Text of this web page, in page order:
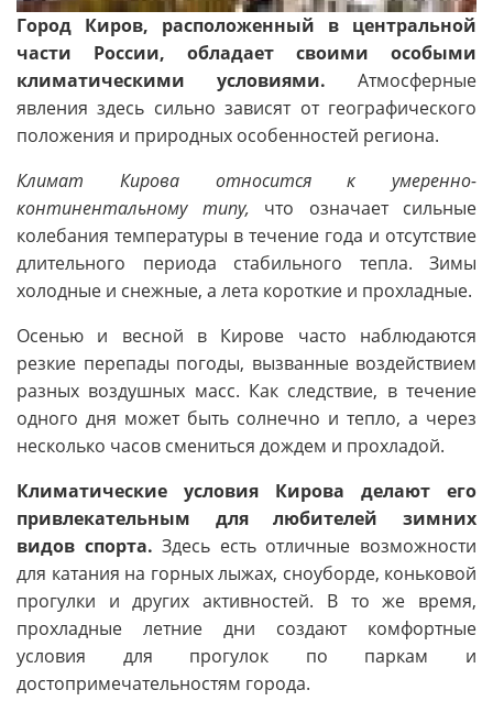
Город Киров, расположенный в центральной
части России, обладает своими особыми
климатическими условиями. Атмосферные
явления здесь сильно зависят от географического
положения и природных особенностей региона.
Климат Кирова относится к умеренно-
континентальному типу, что означает сильные
колебания температуры в течение года и отсутствие
длительного периода стабильного тепла. Зимы
холодные и снежные, а лета короткие и прохладные.
Осенью и весной в Кирове часто наблюдаются
резкие перепады погоды, вызванные воздействием
разных воздушных масс. Как следствие, в течение
одного дня может быть солнечно и тепло, а через
несколько часов смениться дождем и прохладой.
Климатические условия Кирова делают его
привлекательным для любителей зимних
видов спорта. Здесь есть отличные возможности
для катания на горных лыжах, сноуборде, коньковой
прогулки и других активностей. В то же время,
прохладные летние дни создают комфортные
условия для прогулок по паркам и
достопримечательностям города.